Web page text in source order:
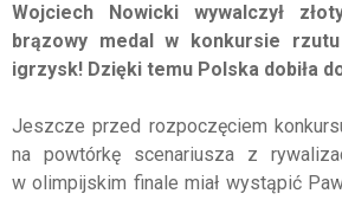
Wojciech Nowicki wywalczył
brązowy medal w konkursie
igrzysk! Dzięki temu Polska dobiła
Jeszcze przed rozpoczęciem
na powtórkę scenariusza z
w olimpijskim finale miał wystąpić